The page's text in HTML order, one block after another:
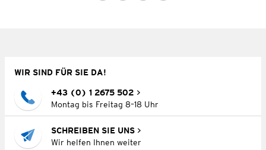
WIR SIND FÜR SIE DA!
+43 (0) 1 2675 502
Montag bis Freitag 8–18 Uhr
SCHREIBEN SIE UNS
Wir helfen Ihnen weiter